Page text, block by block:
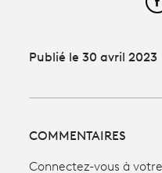
Publié le 30 avril 2023
COMMENTAIRES
Connectez-vous à